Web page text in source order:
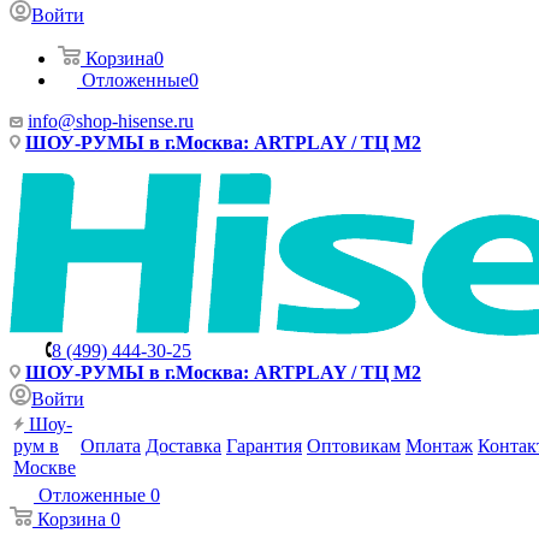
Войти
Корзина0
Отложенные0
info@shop-hisense.ru
ШОУ-РУМЫ в г.Москва: ARTPLAY / ТЦ М2
8 (499) 444-30-25
ШОУ-РУМЫ в г.Москва: ARTPLAY / ТЦ М2
Войти
Шоу-
рум в
Москве
Оплата Доставка Гарантия Оптовикам Монтаж
Отложенные 0
Корзина 0